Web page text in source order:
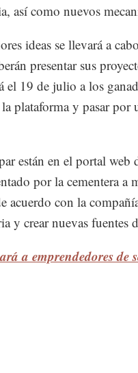
así como nuevos
ideas se llevará a
presentar sus
el 19 de julio a los
plataforma y pasar por
están en el portal web
por la cementera a
acuerdo con la
y crear nuevas fuentes
a emprendedores de